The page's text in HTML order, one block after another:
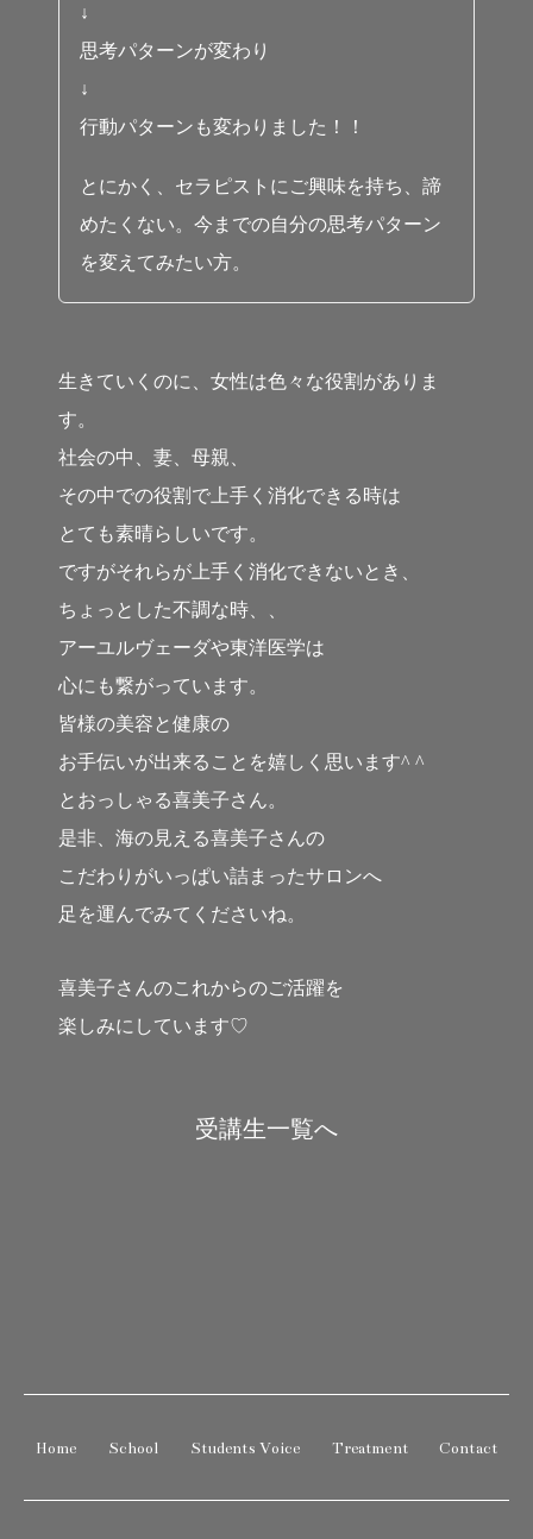
↓
思考パターンが変わり
↓
行動パターンも変わりました！！
とにかく、セラピストにご興味を持ち、諦
めたくない。今までの自分の思考パターン
を変えてみたい方。
生きていくのに、女性は色々な役割がありま
す。
社会の中、妻、母親、
その中での役割で上手く消化できる時は
とても素晴らしいです。
ですがそれらが上手く消化できないとき、
ちょっとした不調な時、、
アーユルヴェーダや東洋医学は
心にも繋がっています。
皆様の美容と健康の
お手伝いが出来ることを嬉しく思います^ ^
とおっしゃる喜美子さん。
是非、海の見える喜美子さんの
こだわりがいっぱい詰まったサロンへ
足を運んでみてくださいね。
喜美子さんのこれからのご活躍を
楽しみにしています♡
受講生一覧へ
Home School Students Voice Treatment Contact